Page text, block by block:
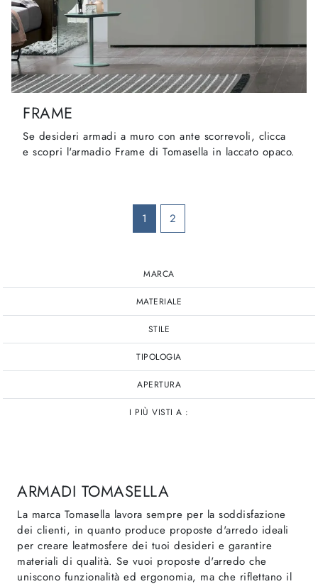
MARCA
MATERIALE
STILE
TIPOLOGIA
APERTURA
I PIÙ VISTI A :
FRAME
Se desideri armadi a muro con ante scorrevoli, clicca
e scopri l'armadio Frame di Tomasella in laccato opaco.
1 2
ARMADI TOMASELLA
La marca Tomasella lavora sempre per la soddisfazione
dei clienti, in quanto produce proposte d'arredo ideali
per creare leatmosfere dei tuoi desideri e garantire
materiali di qualità. Se vuoi proposte d'arredo che
uniscono funzionalità ed ergonomia, ma che riflettano il